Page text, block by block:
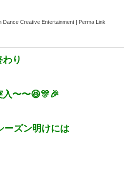
Dance Creative Entertainment | Perma Link
り
〜〜😆🎊🎉
ーズン明けには